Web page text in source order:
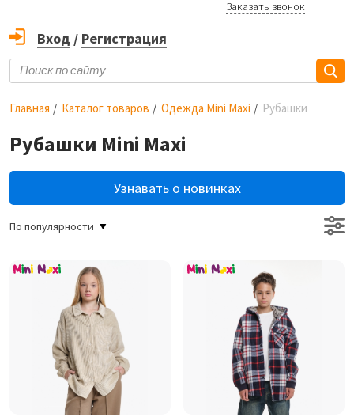
Заказать звонок
Вход / Регистрация
Главная Каталог товаров Одежда Mini Maxi Рубашки
Рубашки Mini Maxi
Узнавать о новинках
По популярности